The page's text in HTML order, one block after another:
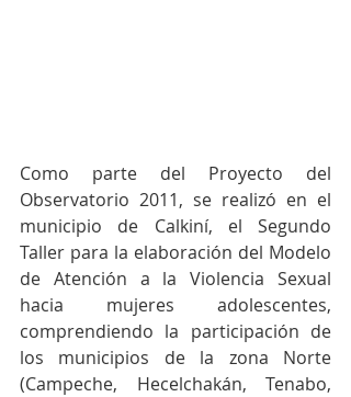
Como parte del Proyecto del
Observatorio 2011, se realizó en el
municipio de Calkiní, el Segundo
Taller para la elaboración del Modelo
de Atención a la Violencia Sexual
hacia mujeres adolescentes,
comprendiendo la participación de
los municipios de la zona Norte
(Campeche, Hecelchakán, Tenabo,